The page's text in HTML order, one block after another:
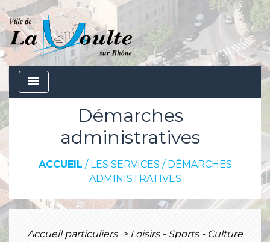
menu
Démarches
administratives
ACCUEIL / LES SERVICES / DÉMARCHES
ADMINISTRATIVES
Accueil particuliers > Loisirs - Sports - Culture